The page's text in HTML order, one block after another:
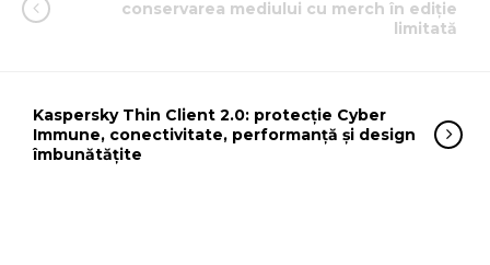
conservarea mediului cu merch în ediție
limitată
Kaspersky Thin Client 2.0: protecție Cyber
Immune, conectivitate, performanță și design
îmbunătățite